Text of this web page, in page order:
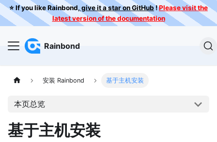
⭐️ If you like Rainbond, give it a star on GitHub !Please visit the
latest version of the documentation
Rainbond
安装 Rainbond 基于主机安装
本页总览
基于主机安装